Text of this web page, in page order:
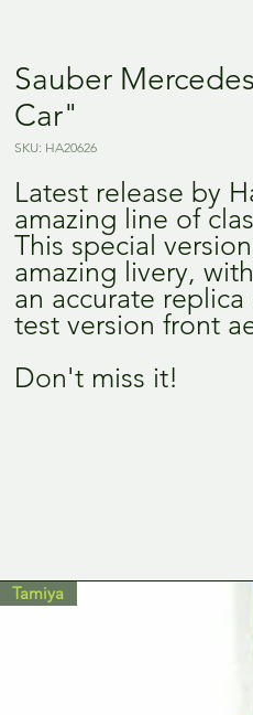
Sauber
Car"
SKU: HA20626
Latest release by
amazing line of
This special
amazing livery,
an accurate
test version front
Don't miss it!
Tamiya